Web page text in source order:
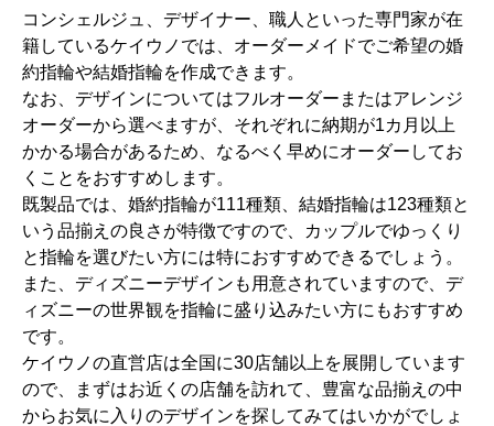
コンシェルジュ、デザイナー、職人といった専門家が在
籍しているケイウノでは、オーダーメイドでご希望の婚
約指輪や結婚指輪を作成できます。
なお、デザインについてはフルオーダーまたはアレンジ
オーダーから選べますが、それぞれに納期が1カ月以上
かかる場合があるため、なるべく早めにオーダーしてお
くことをおすすめします。
既製品では、婚約指輪が111種類、結婚指輪は123種類と
いう品揃えの良さが特徴ですので、カップルでゆっくり
と指輪を選びたい方には特におすすめできるでしょう。
また、ディズニーデザインも用意されていますので、デ
ィズニーの世界観を指輪に盛り込みたい方にもおすすめ
です。
ケイウノの直営店は全国に30店舗以上を展開しています
ので、まずはお近くの店舗を訪れて、豊富な品揃えの中
からお気に入りのデザインを探してみてはいかがでしょ